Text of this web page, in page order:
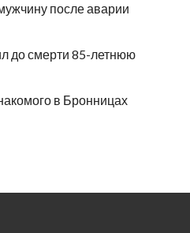
после аварии
до смерти 85-летнюю
в Бронницах